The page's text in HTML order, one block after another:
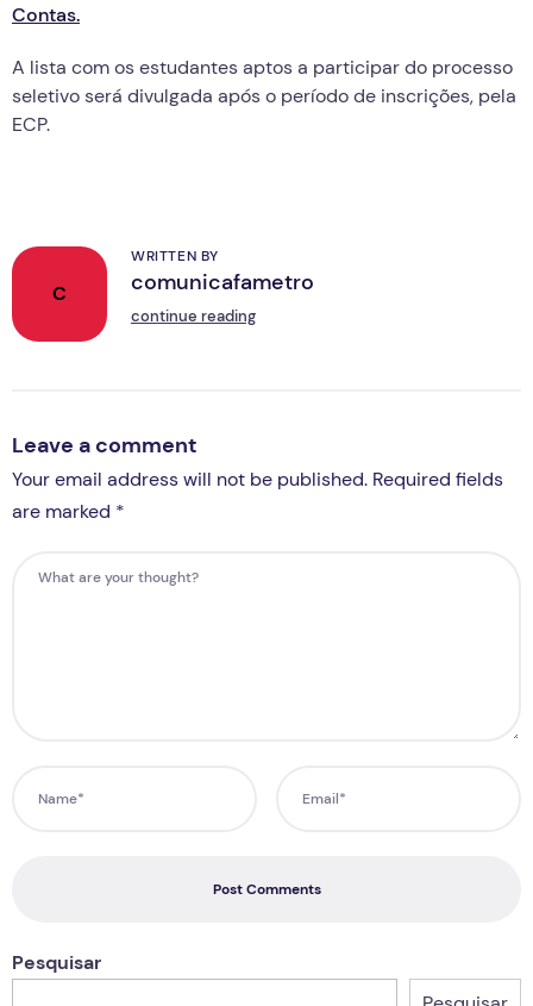
Contas.
A lista com os estudantes aptos a participar do processo
seletivo será divulgada após o período de inscrições, pela
ECP.
C
WRITTEN BY
comunicafametro
continue reading
Leave a comment
Your email address will not be published. Required fields
are marked *
Post Comments
Pesquisar